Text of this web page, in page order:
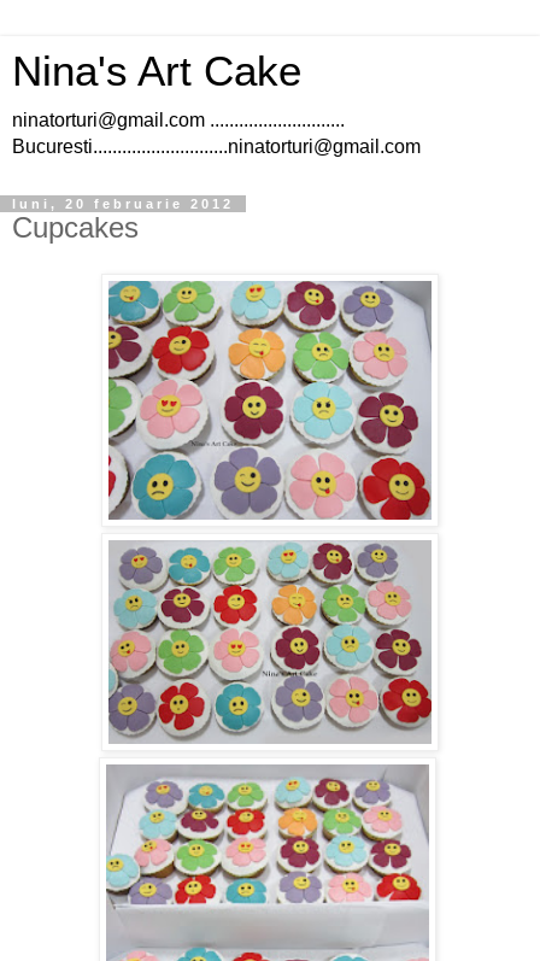
Nina's Art Cake
ninatorturi@gmail.com ............................
Bucuresti............................ninatorturi@gmail.com
luni, 20 februarie 2012
Cupcakes